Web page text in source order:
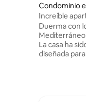
Condominio
Increíble
tres
Duerma con
La casa ha
diseñada
paisaje
naturales,